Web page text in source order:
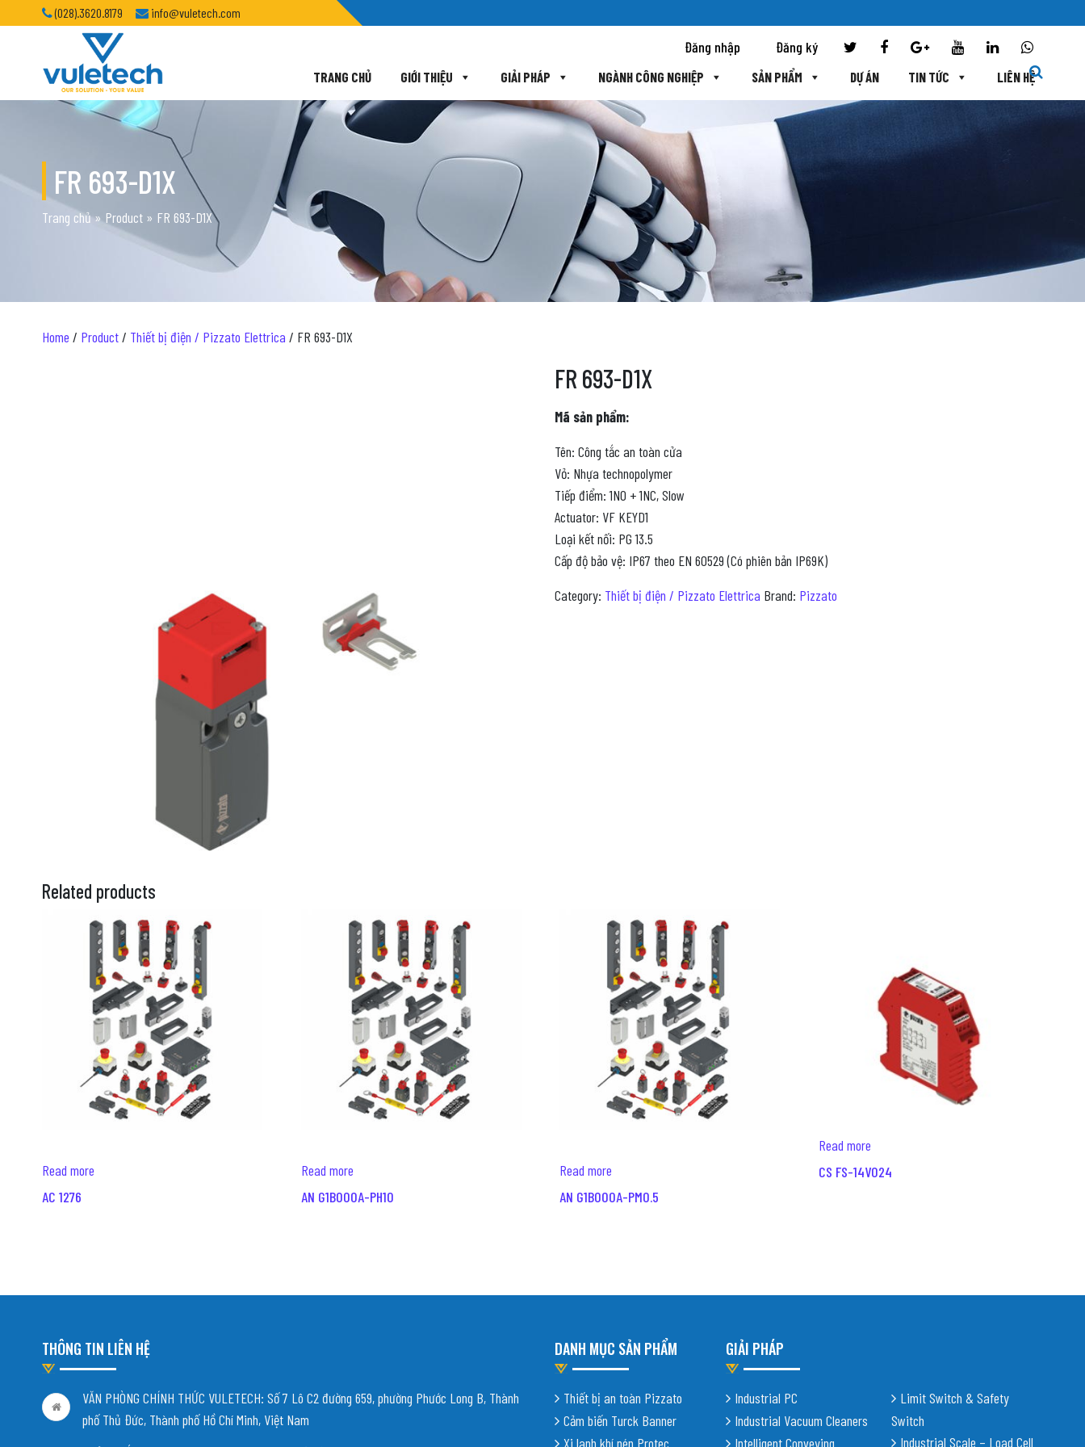
(028).3620.8179 info@vuletech.com
Đăng nhập Đăng ký
TRANG CHỦ GIỚI THIỆU GIẢI PHÁP NGÀNH CÔNG NGHIỆP SẢN PHẨM DỰ ÁN TIN TỨC LIÊN HỆ
FR 693-D1X
Trang chủ» Product » FR 693-D1X
Home / Product/ Thiết bị điện / Pizzato Elettrica / FR 693-D1X
FR 693-D1X
Mã sản phẩm:
Tên: Công tắc an toàn cửa
Vỏ: Nhựa technopolymer
Tiếp điểm: 1NO + 1NC, Slow
Actuator: VF KEYD1
Loại kết nối: PG 13.5
Cấp độ bảo vệ: IP67 theo EN 60529 (Có phiên bản IP69K)
Category: Thiết bị điện / Pizzato Elettrica Brand: Pizzato
Related products
Read more
AC 1276
Read more
AN G1B000A-PH10
Read more
AN G1B000A-PM0.5
Read more
CS FS-14V024
THÔNG TIN LIÊN HỆ
VĂN PHÒNG CHÍNH THỨC VULETECH: Số 7 Lô C2 đường 659, phường Phước Long B, Thành
phố Thủ Đức, Thành phố Hồ Chí Minh, Việt Nam
DANH MỤC SẢN PHẨM
Thiết bị an toàn Pizzato
Cảm biến Turck Banner
Xi lanh khí nén Protec
GIẢI PHÁP
Industrial PC
Industrial Vacuum Cleaners
Intelligent Conveying
Limit Switch & Safety
Switch
Industrial Scale – Load Cell